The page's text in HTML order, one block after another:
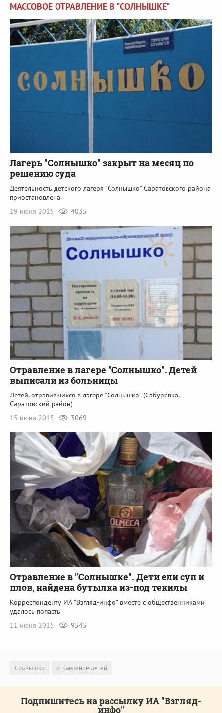
МАССОВОЕ ОТРАВЛЕНИЕ В "СОЛНЫШКЕ"
Лагерь "Солнышко" закрыт на месяц по
решению суда
Деятельность детского лагеря "Солнышко" Саратовского района
приостановлена
19 июня 2015
4035
Отравление в лагере "Солнышко". Детей
выписали из больницы
Детей, отравившихся в лагере "Солнышко" (Сабуровка,
Саратовский район)
15 июня 2015
3069
Отравление в "Солнышке". Дети ели суп и
плов, найдена бутылка из-под текилы
Корреспонденту ИА "Взгляд-инфо" вместе с общественниками
удалось попасть
11 июня 2015
9545
Солнышко отравление детей
Подпишитесь на рассылку ИА "Взгляд-
инфо"